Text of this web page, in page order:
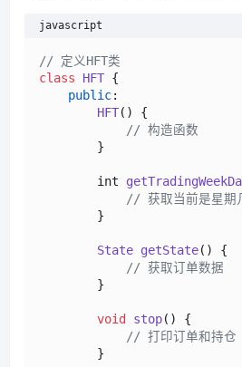
javascript
// 定义HFT类
class
HFT {
public:
HFT( ) {
// 构造函数
        }
        int
// 获取当前是星期
        }
State getState( ) {
// 获取订单数据
        }
void stop( ) {
// 打印订
        }